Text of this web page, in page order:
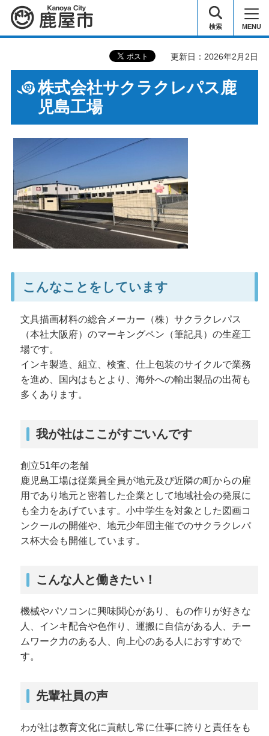
鹿屋市 検索 MENU
更新日：2026年2月2日
株式会社サクラクレパス鹿
児島工場
こんなことをしています
文具描画材料の総合メーカー（株）サクラクレパス
（本社大阪府）のマーキングペン（筆記具）の生産工
場です。
インキ製造、組立、検査、仕上包装のサイクルで業務
を進め、国内はもとより、海外への輸出製品の出荷も
多くあります。
我が社はここがすごいんです
創立51年の老舗
鹿児島工場は従業員全員が地元及び近隣の町からの雇
用であり地元と密着した企業として地域社会の発展に
も全力をあげています。小中学生を対象とした図画コ
ンクールの開催や、地元少年団主催でのサクラクレパ
ス杯大会も開催しています。
こんな人と働きたい！
機械やパソコンに興味関心があり、もの作りが好きな
人、インキ配合や色作り、運搬に自信がある人、チー
ムワーク力のある人、向上心のある人におすすめで
す。
先輩社員の声
わが社は教育文化に貢献し常に仕事に誇りと責任をも